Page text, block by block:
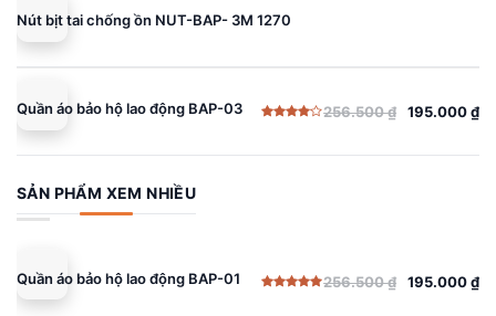
195.000 ₫.
Nút bịt tai chống ồn NUT-BAP- 3M 1270
Quần áo bảo hộ lao động BAP-03
hạng
256.500₫
Giá
là:
256.500 ₫.
195.000₫
Giá
tại
là:
195.000 ₫.
SẢN PHẨM XEM NHIỀU
Quần áo bảo hộ lao động BAP-01 256.500₫
Giá
195.000₫
Giá